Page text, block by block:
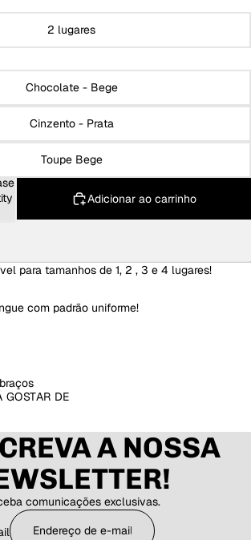
2 lugares
Chocolate - Bege
Cinzento - Prata
Toupe Bege
Adicionar ao carrinho
para tamanhos de 1, 2 , 3 e 4 lugares!
com padrão uniforme!
GOSTAR DE
A NOSSA
comunicações exclusivas.